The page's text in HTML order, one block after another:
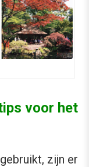
voor het
zijn er